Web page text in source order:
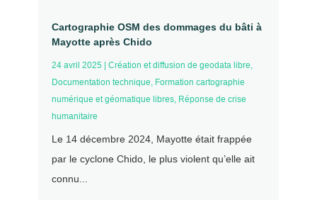
Cartographie OSM des dommages du bâti à
Mayotte après Chido
24 avril 2025 Création et diffusion de geodata libre,
Documentation technique, Formation cartographie
numérique et géomatique libres, Réponse de crise
humanitaire
Le 14 décembre 2024, Mayotte était frappée
par le cyclone Chido, le plus violent qu’elle ait
connu...